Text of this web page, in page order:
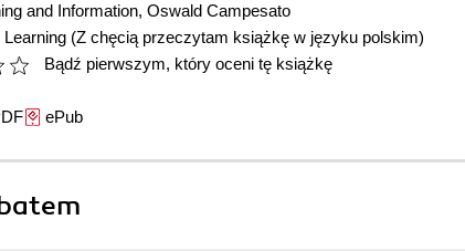
and Information, Oswald Campesato
(Z chęcią przeczytam książkę w języku polskim)
Bądź pierwszym, który oceni tę książkę
ePub